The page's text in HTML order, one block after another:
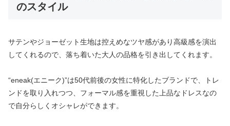
のスタイル
サテンやジョーゼット生地は控えめなツヤ感があり高級感を演出
してくれるので、落ち着いた大人の品格を引き出してくれます。
“eneak(エニーク)”は50代前後の女性に特化したブランドで、トレ
ンドを取り入れつつ、フォーマル感を重視した上品なドレスなの
で自分らしくオシャレができます。